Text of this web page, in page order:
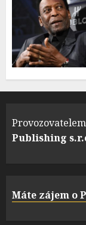
Publishing
Máte zájem o